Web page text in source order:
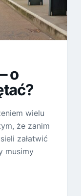
o
wielu
że zanim
załatwić
musimy